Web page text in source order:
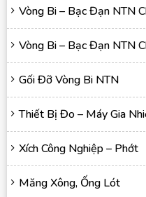
Vòng Bi – Bạc Đạn NTN
Vòng Bi – Bạc Đạn NTN
Gối Đỡ Vòng Bi NTN
Thiết Bị Đo – Máy Gia
Xích Công Nghiệp – Phớt
Măng Xông, Ống Lót